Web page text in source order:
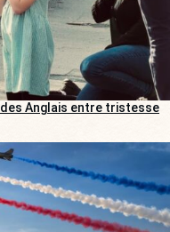
des Anglais entre tristesse